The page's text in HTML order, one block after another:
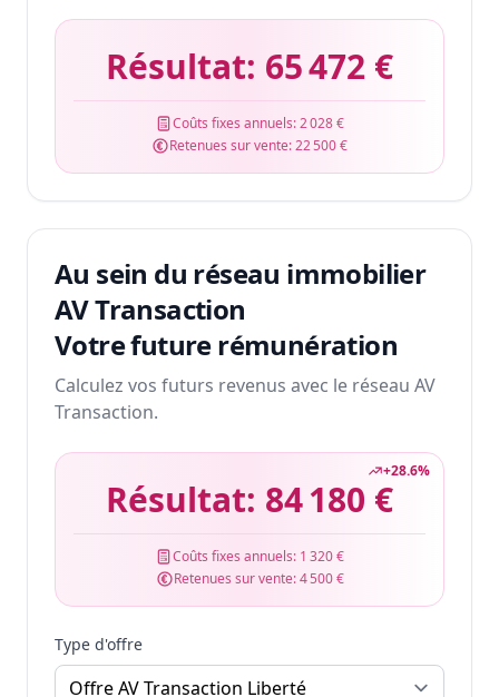
Résultat: 65 472 €
Coûts fixes annuels:2 028 €
Retenues sur vente:22 500 €
Au sein du réseau immobilier
AV Transaction
Votre future rémunération
Calculez vos futurs revenus avec le réseau AV
Transaction.
+28.6%
Résultat: 84 180 €
Coûts fixes annuels: 1 320 €
Retenues sur vente:4 500 €
Type d'offre